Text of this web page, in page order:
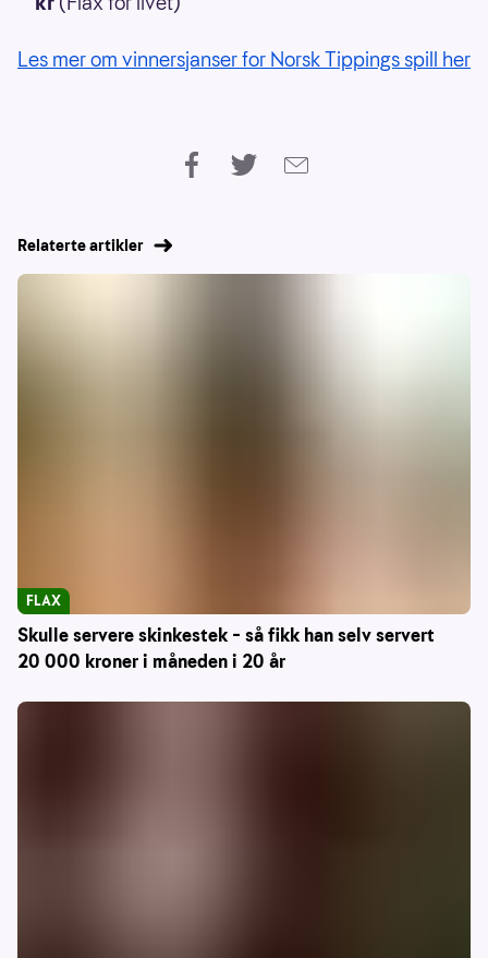
Les mer om vinnersjanser for Norsk Tippings spill her
Relaterte artikler
Skulle servere skinkestek – så fikk han selv servert
20 000 kroner i måneden i 20 år
FLAX